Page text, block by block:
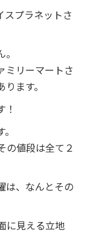
スプラネットさ
ミリーマートさ
ます。
の値段は全て２
は、なんとその
に見える立地